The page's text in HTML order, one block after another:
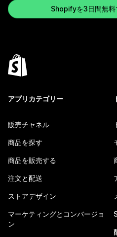
Shopifyを3日間無料
アプリカテゴリー
販売チャネル
商品を探す
商品を販売する
注文と配送
ストアデザイン
マーケティングとコンバージョ
ン